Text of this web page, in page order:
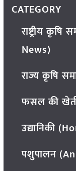
CATEGORY
राष्ट्रीय
News)
राज्य कृषि
फसल की
उद्यानिकी
पशुपालन